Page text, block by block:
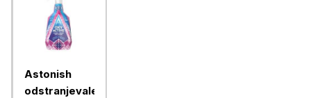
Astonish
odstranjevalec